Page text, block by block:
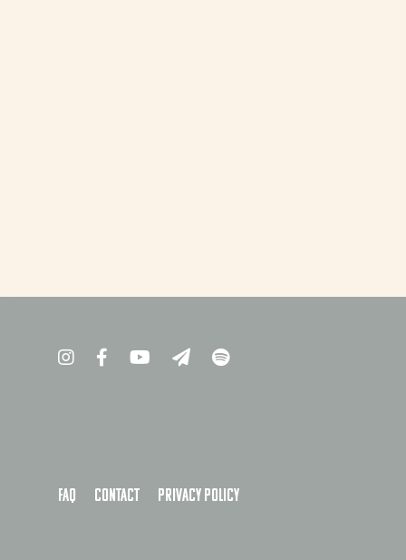
FAQ Contact Privacy policy